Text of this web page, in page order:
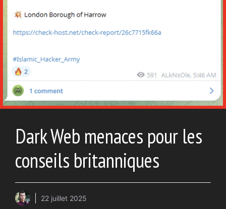
Dark Web menaces pour les
conseils britanniques
22 juillet 2025